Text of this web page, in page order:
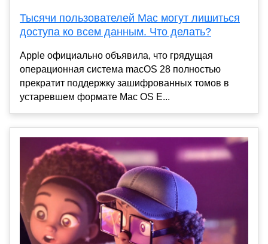
Тысячи пользователей Mac могут лишиться
доступа ко всем данным. Что делать?
Apple официально объявила, что грядущая
операционная система macOS 28 полностью
прекратит поддержку зашифрованных томов в
устаревшем формате Mac OS E...